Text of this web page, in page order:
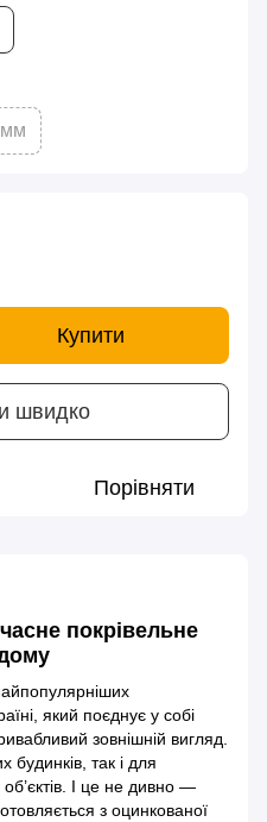
Купити
швидко
Порівняти
покрівельне
який поєднує у собі
зовнішній вигляд.
будинків, так і для
І це не дивно —
з оцинкованої